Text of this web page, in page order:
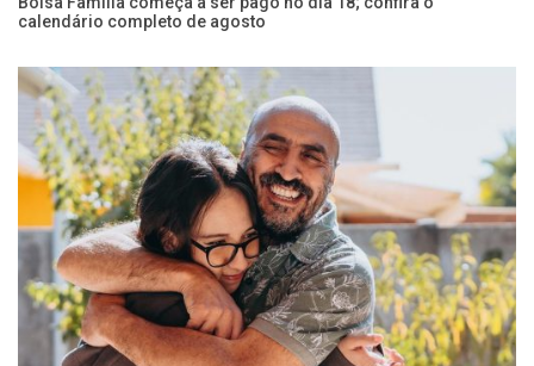
calendário completo de agosto